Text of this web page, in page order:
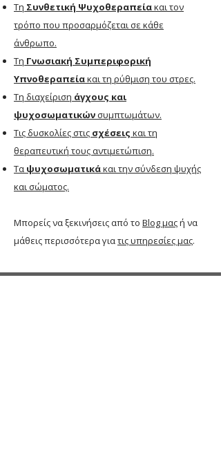
Tη Συνθετική Ψυχοθεραπείακαι τον
τρόπο που προσαρμόζεται σε κάθε
άνθρωπο.
Tη Γνωσιακή Συμπεριφορική
Υπνοθεραπείακαι τη ρύθμιση του στρες.
Tη διαχείριση άγχους και
ψυχοσωματικώνσυμπτωμάτων.
Tις δυσκολίες στις σχέσεις και τη
θεραπευτική τους αντιμετώπιση.
Tα ψυχοσωματικάκαι την σύνδεση ψυχής
και σώματος.
Μπορείς να ξεκινήσεις από το Blog μαςή να
μάθεις περισσότερα γιατις υπηρεσίες μας.